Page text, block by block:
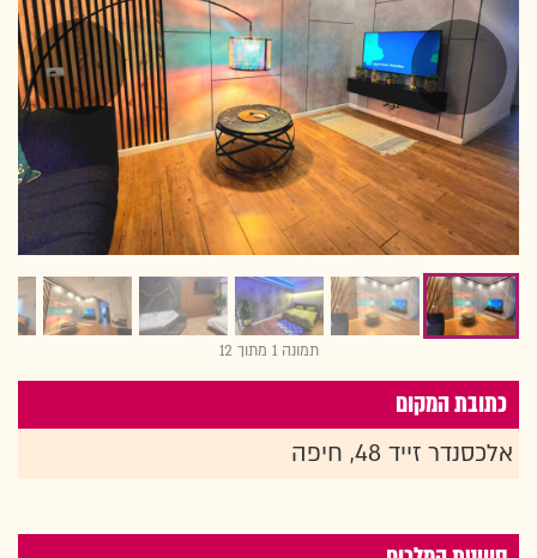
תמונה 1 מתוך 12
כתובת המקום
אלכסנדר זייד 48, חיפה